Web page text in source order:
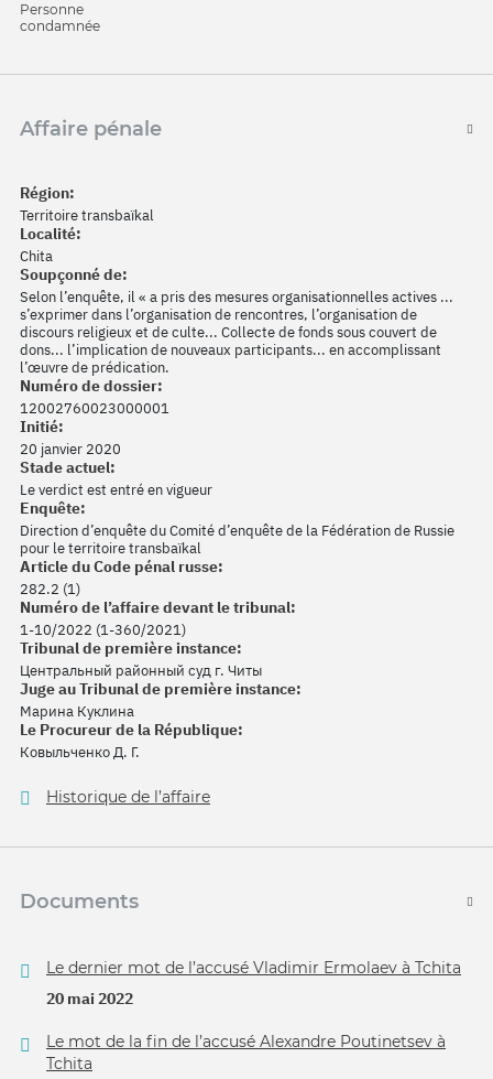
Personne
condamnée
Affaire pénale
Région:
Territoire transbaïkal
Localité:
Chita
Soupçonné de:
Selon l’enquête, il « a pris des mesures organisationnelles actives ...
s’exprimer dans l’organisation de rencontres, l’organisation de
discours religieux et de culte... Collecte de fonds sous couvert de
dons... l’implication de nouveaux participants... en accomplissant
l’œuvre de prédication.
Numéro de dossier:
12002760023000001
Initié:
20 janvier 2020
Stade actuel:
Le verdict est entré en vigueur
Enquête:
Direction d’enquête du Comité d’enquête de la Fédération de Russie
pour le territoire transbaïkal
Article du Code pénal russe:
282.2 (1)
Numéro de l’affaire devant le tribunal:
1-10/2022 (1-360/2021)
Tribunal de première instance:
Центральный районный суд г. Читы
Juge au Tribunal de première instance:
Марина Куклина
Le Procureur de la République:
Ковыльченко Д. Г.
Historique de l’affaire
Documents
Le dernier mot de l’accusé Vladimir Ermolaev à Tchita
20 mai 2022
Le mot de la fin de l’accusé Alexandre Poutinetsev à
Tchita